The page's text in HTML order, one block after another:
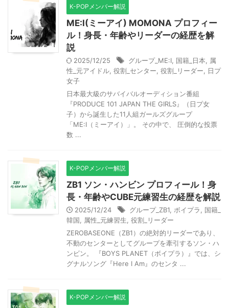
K-POPメンバー解説
ME:I(ミーアイ) MOMONA プロフィー
ル！身長・年齢やリーダーの経歴を解
説
2025/12/25 グループ_ME:I 国籍_日本
属
性_元アイドル 役割_センター 役割_リーダー
日プ
女子
日本最大級のサバイバルオーディション番組
『PRODUCE 101 JAPAN THE GIRLS』（日プ女
子）から誕生した11人組ガールズグループ
「ME:I（ミーアイ）」。 その中で、 圧倒的な投票
数 ...
K-POPメンバー解説
ZB1 ソン・ハンビン プロフィール！身
長・年齢やCUBE元練習生の経歴を解説
2025/12/24 グループ_ZB1 ボイプラ
国籍_
韓国
属性_元練習生 役割_リーダー
ZEROBASEONE（ZB1）の絶対的リーダーであり、
不動のセンターとしてグループを牽引するソン・ハ
ンビン。 『BOYS PLANET（ボイプラ）』では、シ
グナルソング『Here I Am』のセンタ ...
K-POPメンバー解説